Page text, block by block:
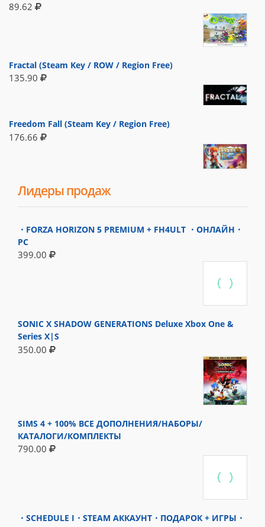
89.62
Fractal (Steam Key / ROW / Region Free)
135.90
Freedom Fall (Steam Key / Region Free)
176.66
Лидеры продаж
・FORZA HORIZON 5 PREMIUM + FH4ULT ・ОНЛАЙН・
PC
399.00
SONIC X SHADOW GENERATIONS Deluxe Xbox One &
Series X|S
350.00
SIMS 4 + 100% ВСЕ ДОПОЛНЕНИЯ/НАБОРЫ/
КАТАЛОГИ/КОМПЛЕКТЫ
790.00
・SCHEDULE I・STEAM АККАУНТ・ПОДАРОК + ИГРЫ・